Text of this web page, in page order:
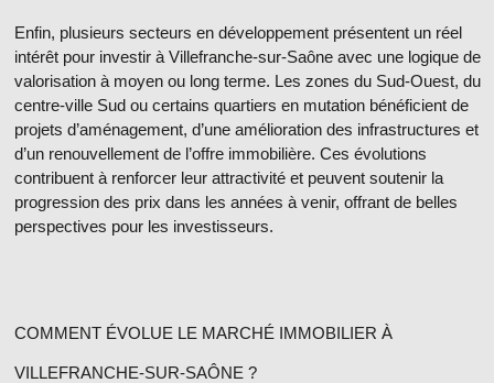
Enfin, plusieurs secteurs en développement présentent un réel
intérêt pour investir à Villefranche-sur-Saôneavec une logique de
valorisation à moyen ou long terme. Les zones du Sud-Ouest, du
centre-ville Sudou certains quartiers en mutation bénéficient de
projets d’aménagement, d’une amélioration des infrastructures et
d’un renouvellement de l’offre immobilière. Ces évolutions
contribuent à renforcer leur attractivité et peuvent soutenir la
progression des prix dans les années à venir, offrant de belles
perspectives pour les investisseurs.
COMMENT ÉVOLUE LE MARCHÉ IMMOBILIER À
VILLEFRANCHE-SUR-SAÔNE ?